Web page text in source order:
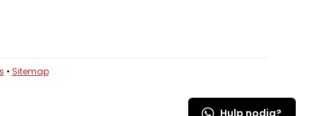
• Sitemap
Hulp nodig?